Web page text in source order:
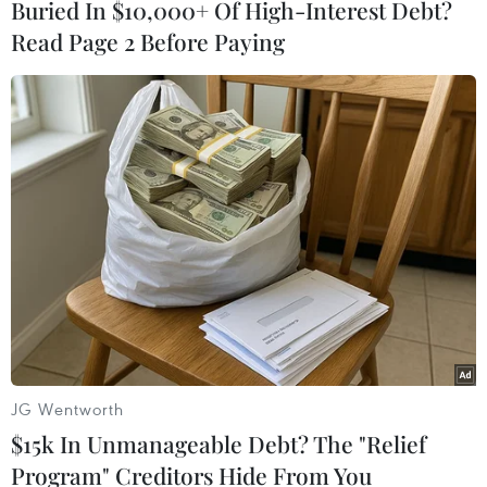
#mắc kẹt #tàu chở khách #Amtrak
#tai nạn
Mỹ
Theo dõi VietnamPlus
TIN LIÊN QUAN
Buried In $10,000+ Of High-Interest Debt?
Read Page 2 Before Paying
JG Wentworth
$15k In Unmanageable Debt? The "Relief
Program" Creditors Hide From You